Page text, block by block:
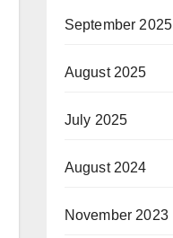
September 2025
August 2025
July 2025
August 2024
November 2023